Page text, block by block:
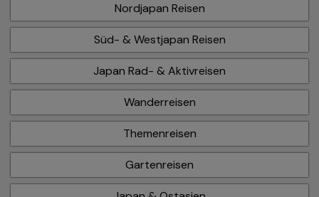
Nordjapan Reisen
Süd- & Westjapan Reisen
Japan Rad- & Aktivreisen
Wanderreisen
Themenreisen
Gartenreisen